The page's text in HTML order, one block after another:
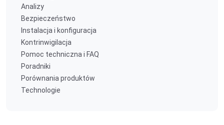
Analizy
Bezpieczeństwo
Instalacja i konfiguracja
Kontrinwigilacja
Pomoc techniczna i FAQ
Poradniki
Porównania produktów
Technologie